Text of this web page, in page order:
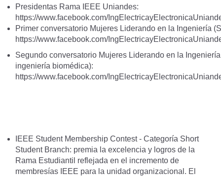
Presidentas Rama IEEE Uniandes:
https://www.facebook.com/
Primer conversatorio Mujeres Liderando en la Ingeniería
https://www.facebook.com/
Segundo conversatorio Mujeres Liderando en la
ingeniería biomédica):
https://www.facebook.com/
IEEE Student Membership Contest - Categoría Short
Student Branch: premia la excelencia y logros de la
Rama Estudiantil reflejada en el incremento de
membresías IEEE para la unidad organizacional. El